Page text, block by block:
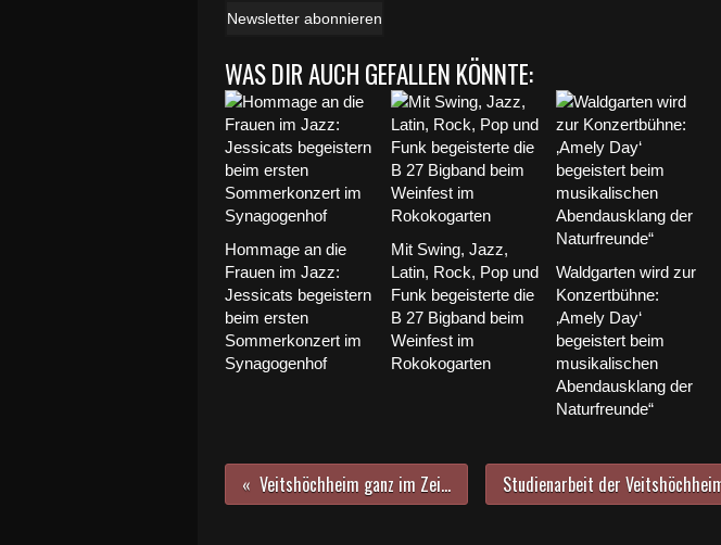
Newsletter abonnieren
WAS DIR AUCH GEFALLEN KÖNNTE:
Hommage an die
Frauen im Jazz:
Jessicats begeistern
beim ersten
Sommerkonzert im
Synagogenhof
Mit Swing, Jazz,
Latin, Rock, Pop und
Funk begeisterte die
B 27 Bigband beim
Weinfest im
Rokokogarten
Waldgarten wird zur
Konzertbühne:
‚Amely Day‘
begeistert beim
musikalischen
Abendausklang der
Naturfreunde“
Veitshöchheim ganz im Zeichen des Weins - 60. Weinbautage der LWG vom 27. bis 28. Februar 2018 in den Mainfrankensälen